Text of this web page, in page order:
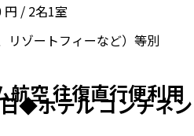
円 / 2名1室
リゾートフィーなど）等別
空 往復直行便利用
◆ホテル コンチネン